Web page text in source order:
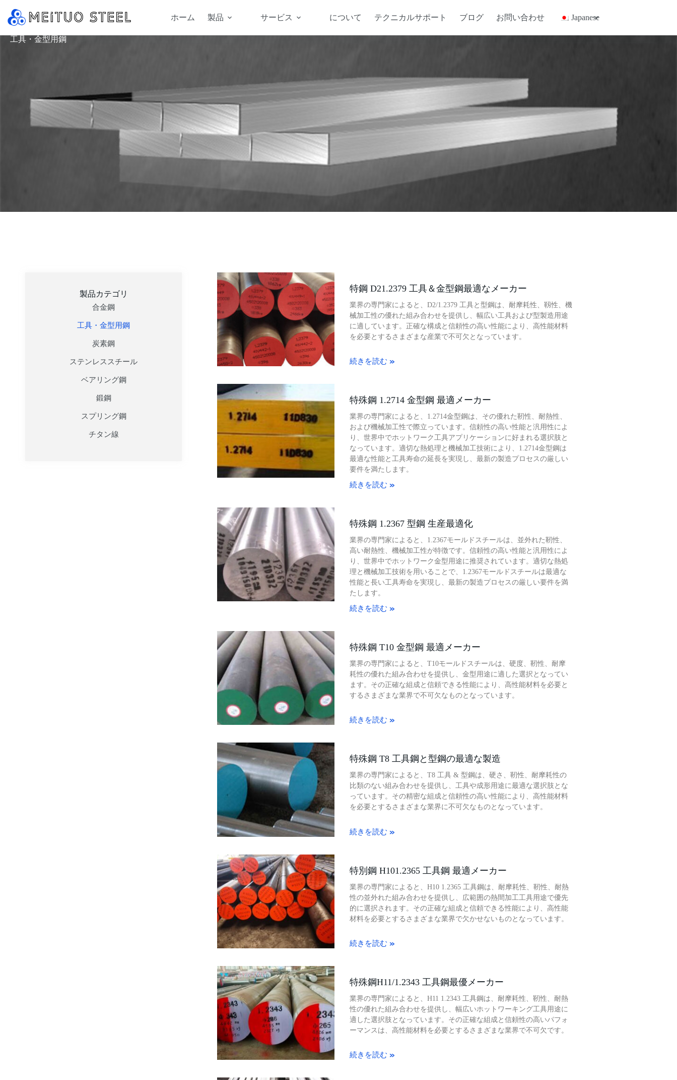
ホーム 製品 サービス について テクニカルサポート ブログ お問い合わせ Japanese
工具・金型用鋼
製品カテゴリ
合金鋼
工具・金型用鋼
炭素鋼
ステンレススチール
ベアリング鋼
鍛鋼
スプリング鋼
チタン線
特鋼 D21.2379 工具＆金型鋼最適なメーカー
業界の専門家によると、D2/1.2379 工具と型鋼は、耐摩耗性、靱性、機
械加工性の優れた組み合わせを提供し、幅広い工具および型製造用途
に適しています。正確な構成と信頼性の高い性能により、高性能材料
を必要とするさまざまな産業で不可欠となっています。
続きを読む »
特殊鋼 1.2714 金型鋼 最適メーカー
業界の専門家によると、1.2714金型鋼は、その優れた靭性、耐熱性、
および機械加工性で際立っています。信頼性の高い性能と汎用性によ
り、世界中でホットワーク工具アプリケーションに好まれる選択肢と
なっています。適切な熱処理と機械加工技術により、1.2714金型鋼は
最適な性能と工具寿命の延長を実現し、最新の製造プロセスの厳しい
要件を満たします。
続きを読む »
特殊鋼 1.2367 型鋼 生産最適化
業界の専門家によると、1.2367モールドスチールは、並外れた靭性、
高い耐熱性、機械加工性が特徴です。信頼性の高い性能と汎用性によ
り、世界中でホットワーク金型用途に推奨されています。適切な熱処
理と機械加工技術を用いることで、1.2367モールドスチールは最適な
性能と長い工具寿命を実現し、最新の製造プロセスの厳しい要件を満
たします。
続きを読む »
特殊鋼 T10 金型鋼 最適メーカー
業界の専門家によると、T10モールドスチールは、硬度、靭性、耐摩
耗性の優れた組み合わせを提供し、金型用途に適した選択となってい
ます。その正確な組成と信頼できる性能により、高性能材料を必要と
するさまざまな業界で不可欠なものとなっています。
続きを読む »
特殊鋼 T8 工具鋼と型鋼の最適な製造
業界の専門家によると、T8 工具 & 型鋼は、硬さ、靭性、耐摩耗性の
比類のない組み合わせを提供し、工具や成形用途に最適な選択肢とな
っています。その精密な組成と信頼性の高い性能により、高性能材料
を必要とするさまざまな業界に不可欠なものとなっています。
続きを読む »
特別鋼 H101.2365 工具鋼 最適メーカー
業界の専門家によると、H10 1.2365 工具鋼は、耐摩耗性、靭性、耐熱
性の並外れた組み合わせを提供し、広範囲の熱間加工工具用途で優先
的に選択されます。その正確な組成と信頼できる性能により、高性能
材料を必要とするさまざまな業界で欠かせないものとなっています。
続きを読む »
特殊鋼H11/1.2343 工具鋼最優メーカー
業界の専門家によると、H11 1.2343 工具鋼は、耐摩耗性、靭性、耐熱
性の優れた組み合わせを提供し、幅広いホットワーキング工具用途に
適した選択肢となっています。その正確な組成と信頼性の高いパフォ
ーマンスは、高性能材料を必要とするさまざまな業界で不可欠です。
続きを読む »